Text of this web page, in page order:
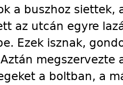
a buszhoz siettek,
az utcán egyre
Ezek isznak,
megszervezte
a boltban, a